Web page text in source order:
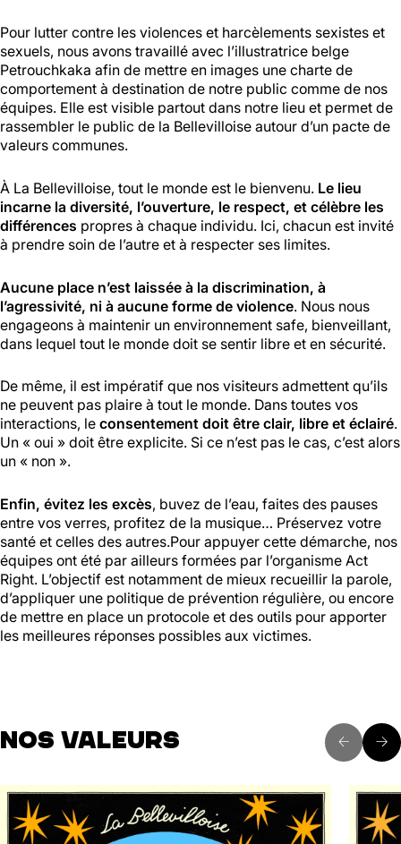
Pour lutter contre les violences et harcèlements sexistes et
sexuels, nous avons travaillé avec l’illustratrice belge
Petrouchkaka afin de mettre en images une charte de
comportement à destination de notre public comme de nos
équipes. Elle est visible partout dans notre lieu et permet de
rassembler le public de la Bellevilloise autour d’un pacte de
valeurs communes.
À La Bellevilloise, tout le monde est le bienvenu. Le lieu
incarne la diversité, l’ouverture, le respect, et célèbre les
différences propres à chaque individu. Ici, chacun est invité
à prendre soin de l’autre et à respecter ses limites.
Aucune place n’est laissée à la discrimination, à
l’agressivité, ni à aucune forme de violence. Nous nous
engageons à maintenir un environnement safe, bienveillant,
dans lequel tout le monde doit se sentir libre et en sécurité.
De même, il est impératif que nos visiteurs admettent qu’ils
ne peuvent pas plaire à tout le monde. Dans toutes vos
interactions, le consentement doit être clair, libre et éclairé.
Un « oui » doit être explicite. Si ce n’est pas le cas, c’est alors
un « non ».
Enfin, évitez les excès, buvez de l’eau, faites des pauses
entre vos verres, profitez de la musique… Préservez votre
santé et celles des autres.Pour appuyer cette démarche, nos
équipes ont été par ailleurs formées par l’organisme Act
Right. L’objectif est notamment de mieux recueillir la parole,
d’appliquer une politique de prévention régulière, ou encore
de mettre en place un protocole et des outils pour apporter
les meilleures réponses possibles aux victimes.
NOS VALEURS